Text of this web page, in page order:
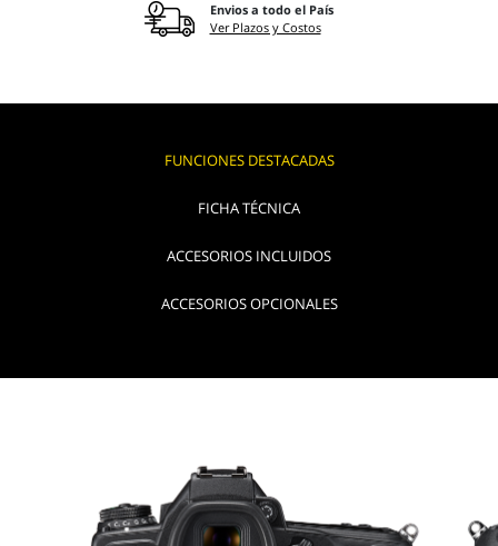
Envios a todo el País
Ver Plazos y Costos
FUNCIONES DESTACADAS
FICHA TÉCNICA
ACCESORIOS INCLUIDOS
ACCESORIOS OPCIONALES